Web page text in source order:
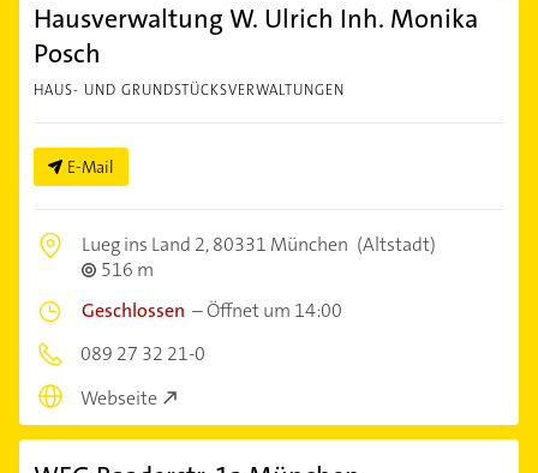
Hausverwaltung W. Ulrich Inh. Monika
Posch
HAUS- UND GRUNDSTÜCKSVERWALTUNGEN
E-Mail
Lueg ins Land 2,80331 München (Altstadt)
516 m
Geschlossen –Öffnet um 14:00
089 27 32 21-0
Webseite